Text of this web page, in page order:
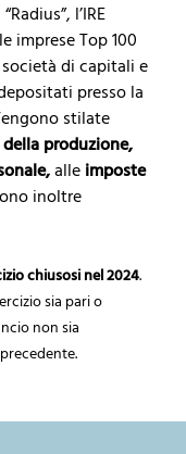
l’IRE
imprese Top 100
società di capitali e
presso la
stilate
produzione,
alleimposte
inoltre
chiusosi nel 2024.
sia pari o
non sia